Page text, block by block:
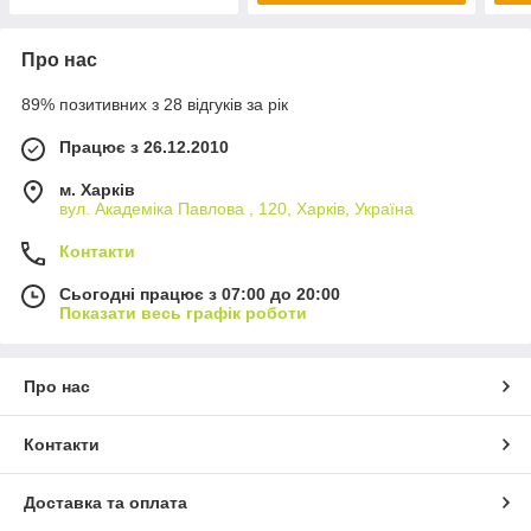
Про нас
89% позитивних з 28 відгуків за рік
Працює з 26.12.2010
м. Харків
вул. Академіка Павлова , 120, Харків, Україна
Контакти
Сьогодні працює з 07:00 до 20:00
Показати весь графік роботи
Про нас
Контакти
Доставка та оплата